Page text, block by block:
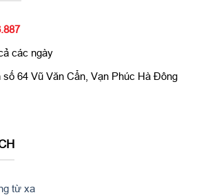
các ngày
64 Vũ Văn Cẩn, Vạn Phúc Hà Đông
từ xa